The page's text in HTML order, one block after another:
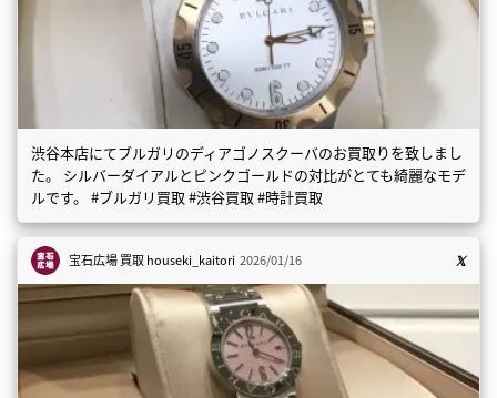
渋谷本店にてブルガリのディアゴノスクーバのお買取りを致しまし
た。 シルバーダイアルとピンクゴールドの対比がとても綺麗なモデ
ルです。 #ブルガリ買取 #渋谷買取 #時計買取
宝石広場 買取houseki_kaitori 2026/01/16